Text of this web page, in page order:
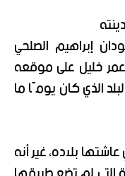
إبراهيم الصلحي
خليل على موقعه
الذي كان يومًا ما
بلاده، غير أنه